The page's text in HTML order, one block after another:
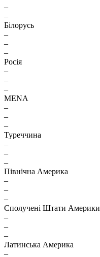
–
–
Білорусь
–
–
–
Росія
–
–
–
MENA
–
–
–
Туреччина
–
–
–
Північна Америка
–
–
–
Сполучені Штати Америки
–
–
–
Латинська Америка
–